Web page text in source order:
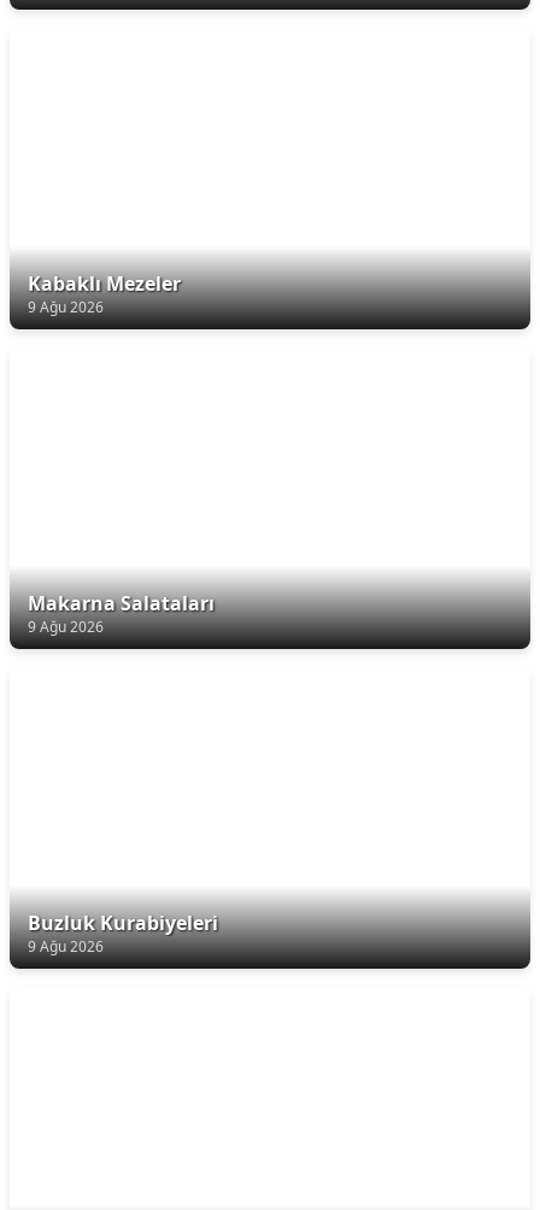
Kabaklı Mezeler
9 Ağu 2026
Makarna Salataları
9 Ağu 2026
Buzluk Kurabiyeleri
9 Ağu 2026